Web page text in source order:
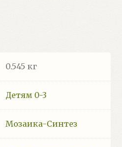
0.545 кг
Детям 0-3
Мозаика-Синтез